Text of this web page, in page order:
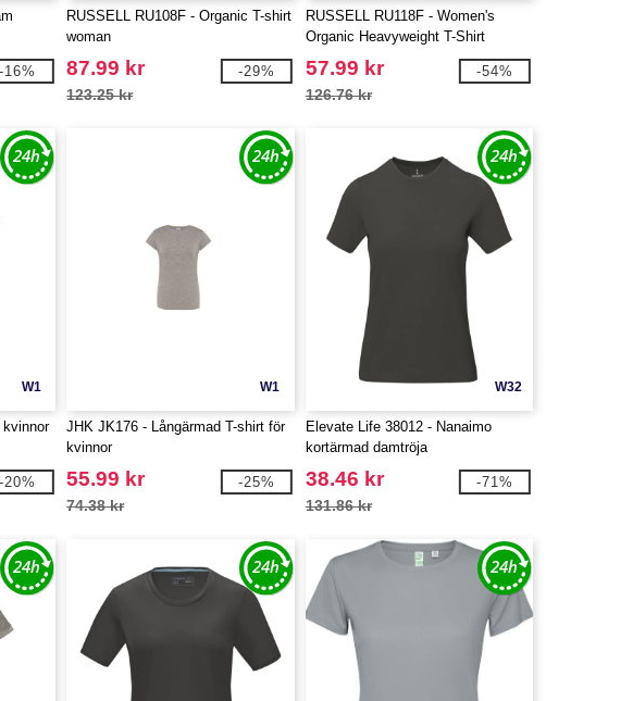
-16%
RUSSELL RU108F - Organic T-shirt
woman
87.99 kr
123.25 kr
-29%
RUSSELL RU118F - Women's
Organic Heavyweight T-Shirt
57.99 kr
126.76 kr
-54%
W1
kvinnor
-20%
W1
JHK JK176 - Långärmad T-shirt för
kvinnor
55.99 kr
74.38 kr
-25%
W32
Elevate Life 38012 - Nanaimo
kortärmad damtröja
38.46 kr
131.86 kr
-71%